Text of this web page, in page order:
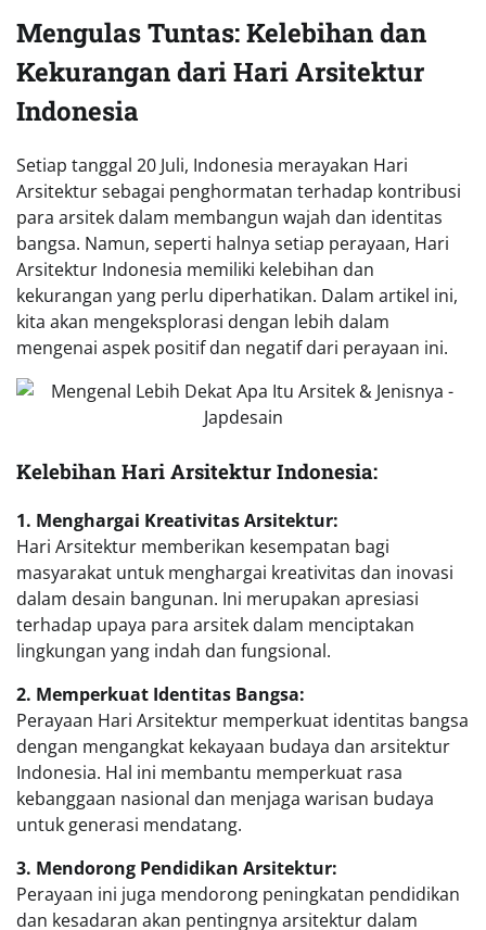
Mengulas Tuntas: Kelebihan dan
Kekurangan dari Hari Arsitektur
Indonesia
Setiap tanggal 20 Juli, Indonesia merayakan Hari
Arsitektur sebagai penghormatan terhadap kontribusi
para arsitek dalam membangun wajah dan identitas
bangsa. Namun, seperti halnya setiap perayaan, Hari
Arsitektur Indonesia memiliki kelebihan dan
kekurangan yang perlu diperhatikan. Dalam artikel ini,
kita akan mengeksplorasi dengan lebih dalam
mengenai aspek positif dan negatif dari perayaan ini.
Kelebihan Hari Arsitektur Indonesia:
1. Menghargai Kreativitas Arsitektur:
Hari Arsitektur memberikan kesempatan bagi
masyarakat untuk menghargai kreativitas dan inovasi
dalam desain bangunan. Ini merupakan apresiasi
terhadap upaya para arsitek dalam menciptakan
lingkungan yang indah dan fungsional.
2. Memperkuat Identitas Bangsa:
Perayaan Hari Arsitektur memperkuat identitas bangsa
dengan mengangkat kekayaan budaya dan arsitektur
Indonesia. Hal ini membantu memperkuat rasa
kebanggaan nasional dan menjaga warisan budaya
untuk generasi mendatang.
3. Mendorong Pendidikan Arsitektur:
Perayaan ini juga mendorong peningkatan pendidikan
dan kesadaran akan pentingnya arsitektur dalam